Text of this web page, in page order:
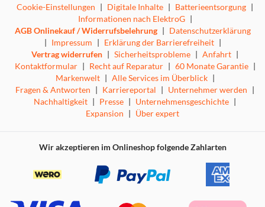
Cookie-Einstellungen | Digitale Inhalte | Batterieentsorgung |
Informationen nach ElektroG |
AGB Onlinekauf / Widerrufsbelehrung | Datenschutzerklärung
| Impressum | Erklärung der Barrierefreiheit |
Vertrag widerrufen | Sicherheitsprobleme | Anfahrt |
Kontaktformular | Recht auf Reparatur | 60 Monate Garantie |
Markenwelt | Alle Services im Überblick |
Fragen & Antworten | Karriereportal | Unternehmer werden |
Nachhaltigkeit | Presse | Unternehmensgeschichte |
Expansion | Über expert
Wir akzeptieren im Onlineshop folgende Zahlarten